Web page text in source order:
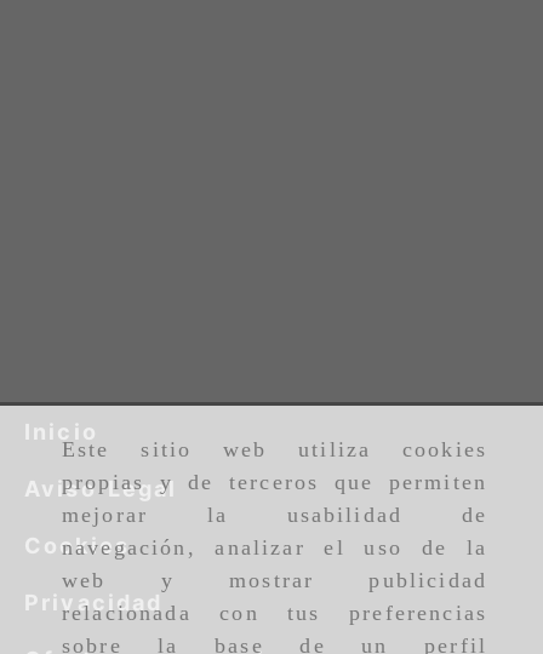
Este sitio web utiliza cookies
propias y de terceros que permiten
mejorar la usabilidad de
navegación, analizar el uso de la
web y mostrar publicidad
relacionada con tus preferencias
sobre la base de un perfil
Inicio
Aviso Legal
Cookies
Privacidad